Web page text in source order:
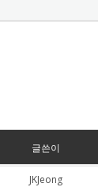
글쓴이
JKJeong